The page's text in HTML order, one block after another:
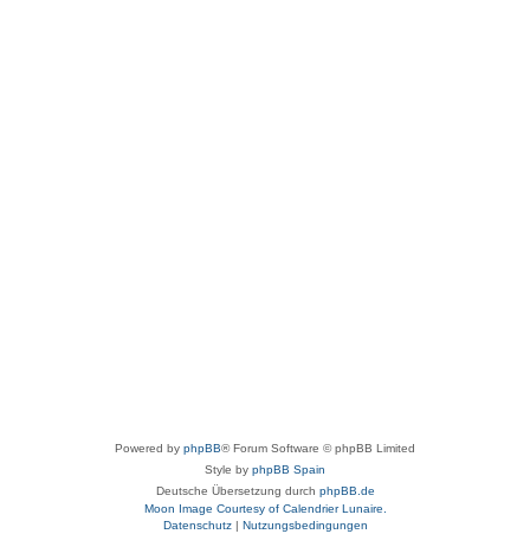
Powered by phpBB® Forum Software © phpBB Limited
Style by phpBB Spain
Deutsche Übersetzung durch phpBB.de
Moon Image Courtesy of Calendrier Lunaire.
Datenschutz| Nutzungsbedingungen